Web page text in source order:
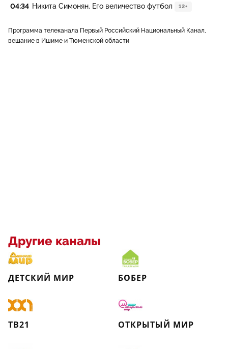
04:34 Никита Симонян. Его величество футбол 12+
Программа телеканала Первый Российский Национальный Канал,
вещание в Ишиме и Тюменской области
Другие каналы
ДЕТСКИЙ МИР БОБЕР
ТВ21 ОТКРЫТЫЙ МИР